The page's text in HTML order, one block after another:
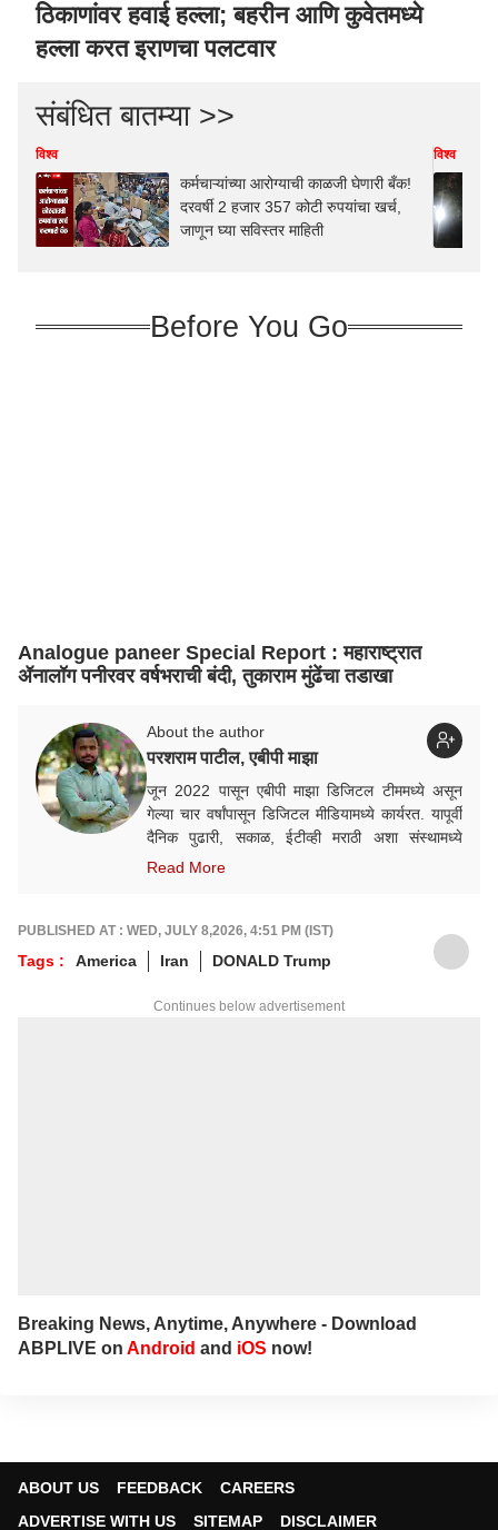
ठिकाणांवर हवाई हल्ला; बहरीन आणि कुवेतमध्ये
हल्ला करत इराणचा पलटवार
संबंधित बातम्या >>
विश्व
कर्मचाऱ्यांच्या आरोग्याची काळजी घेणारी बँक!
दरवर्षी 2 हजार 357 कोटी रुपयांचा खर्च,
जाणून घ्या सविस्तर माहिती
विश्व
Before You Go
Analogue paneer Special Report : महाराष्ट्रात
ॲनालॉग पनीरवर वर्षभराची बंदी, तुकाराम मुंढेंचा तडाखा
About the author
परशराम पाटील, एबीपी माझा
जून 2022 पासून एबीपी माझा डिजिटल टीममध्ये असून
गेल्या चार वर्षांपासून डिजिटल मीडियामध्ये कार्यरत. यापूर्वी
दैनिक पुढारी, सकाळ, ईटीव्ही मराठी अशा संस्थामध्ये
कामाचा अनुभव. समाजकारण, राजकारण तसेच मध्य पूर्वेतील
Read More
PUBLISHED AT : WED, JULY 8,2026, 4:51 PM (IST)
Tags : America Iran DONALD Trump
Continues below advertisement
Breaking News, Anytime, Anywhere - Download
ABPLIVE on Android and iOS now!
ABOUT US FEEDBACK
CAREERS
ADVERTISE WITH US
SITEMAP DISCLAIMER